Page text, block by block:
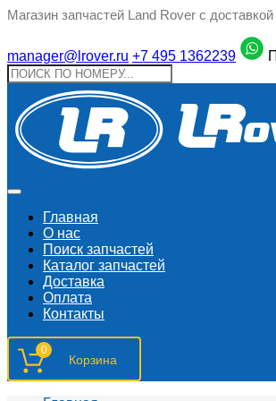
Магазин запчастей Land Rover с
manager@lrover.ru +7 495 1362239
Главная
О нас
Поиск запчастeй
Каталог запчастей
Доставка
Оплата
Контакты
0